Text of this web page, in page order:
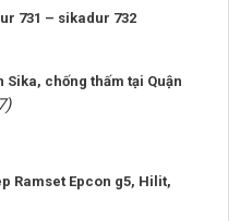
731 – sikadur 732
chống thấm tại Quận
Ramset Epcon g5, Hilit,